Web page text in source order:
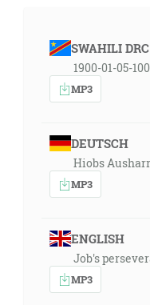
SWAHILI DRC
1900-01-05-
MP3
DEUTSCH
Hiobs
MP3
ENGLISH
Job's
MP3